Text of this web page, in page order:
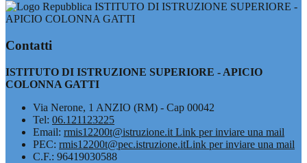
ISTITUTO DI ISTRUZIONE SUPERIORE -
APICIO COLONNA GATTI
Contatti
ISTITUTO DI ISTRUZIONE SUPERIORE - APICIO
COLONNA GATTI
Via Nerone, 1 ANZIO (RM) - Cap 00042
Tel: 06.121123225
Email: rmis12200t@istruzione.it Link per inviare una mail
PEC: rmis12200t@pec.istruzione.itLink per inviare una mail
C.F.: 96419030588